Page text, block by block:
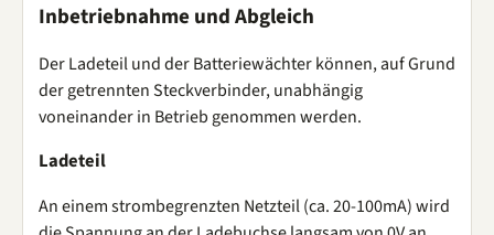
Inbetriebnahme und Abgleich
Der Ladeteil und der Batteriewächter können, auf Grund
der getrennten Steckverbinder, unabhängig
voneinander in Betrieb genommen werden.
Ladeteil
An einem strombegrenzten Netzteil (ca. 20-100mA) wird